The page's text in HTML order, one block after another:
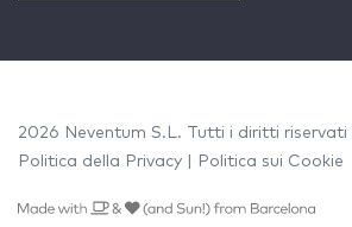
2026 Neventum S.L. Tutti i diritti riservati
Politica della Privacy
Politica sui Cookie